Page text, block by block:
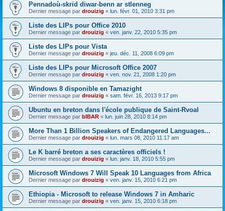
r
Pennadoù-skrid diwar-benn ar stlenneg
Dernier message par drouizig « lun. févr. 01, 2010 3:31 pm
Liste des LIPs pour Office 2010
Dernier message par drouizig « ven. janv. 22, 2010 5:35 pm
Liste des LIPs pour Vista
Dernier message par drouizig « jeu. déc. 11, 2008 6:09 pm
Liste des LIPs pour Microsoft Office 2007
Dernier message par drouizig « ven. nov. 21, 2008 1:20 pm
Windows 8 disponible en Tamazight
Dernier message par drouizig « sam. févr. 16, 2013 9:17 pm
Ubuntu en breton dans l'école publique de Saint-Rvoal
Dernier message par bIBAR « lun. juin 28, 2010 8:14 pm
More Than 1 Billion Speakers of Endangered Languages...
Dernier message par drouizig « lun. mars 08, 2010 11:17 am
Le K barré breton a ses caractères officiels !
Dernier message par drouizig « lun. janv. 18, 2010 5:55 pm
Microsoft Windows 7 Will Speak 10 Languages from Africa
Dernier message par drouizig « ven. janv. 15, 2010 6:21 pm
Ethiopia - Microsoft to release Windows 7 in Amharic
Dernier message par drouizig « ven. janv. 15, 2010 6:18 pm